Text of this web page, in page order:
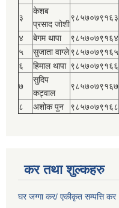
३
केशब
प्रसाद जोशी
९८५७०७९१६३
४ बेगम थापा ९८५७०७९१६४
५
सुजाता वाग्ले९८५७०७९१६५
६
हिमाल थापा ९८५७०७९१६६
७
सुदिप
कट्वाल
९८५७०७९१६७
८ अशोक पुन ९८५७०७९१६८
कर तथा शुल्कहरु
घर जग्गा कर/ एकीकृत सम्पत्ति कर